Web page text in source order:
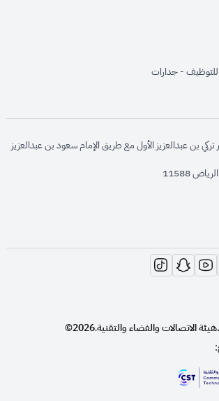
opens in new
opens in
opens in new
opens in new
للتوظيف - جداراتopens in new window
بن عبدالعزيز الأول مع طريق الإمام سعود بن عبدالعزيز
opens in
opens in new
opens in new window
opens in new window
opens in new window
هيئة الاتصالات والفضاء والتقنية.
2026©